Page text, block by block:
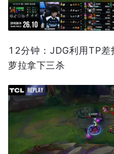
12分钟：JDG利用TP
萝拉拿下三杀